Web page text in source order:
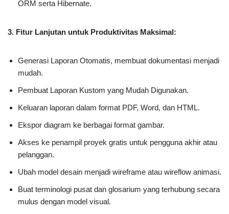
ORM serta Hibernate.
3. Fitur Lanjutan untuk Produktivitas Maksimal:
Generasi Laporan Otomatis, membuat dokumentasi menjadi
mudah.
Pembuat Laporan Kustom yang Mudah Digunakan.
Keluaran laporan dalam format PDF, Word, dan HTML.
Ekspor diagram ke berbagai format gambar.
Akses ke penampil proyek gratis untuk pengguna akhir atau
pelanggan.
Ubah model desain menjadi wireframe atau wireflow animasi.
Buat terminologi pusat dan glosarium yang terhubung secara
mulus dengan model visual.